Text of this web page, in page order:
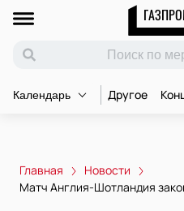
Календарь Другое
Главная
Новости
Матч Англия-Шотландия